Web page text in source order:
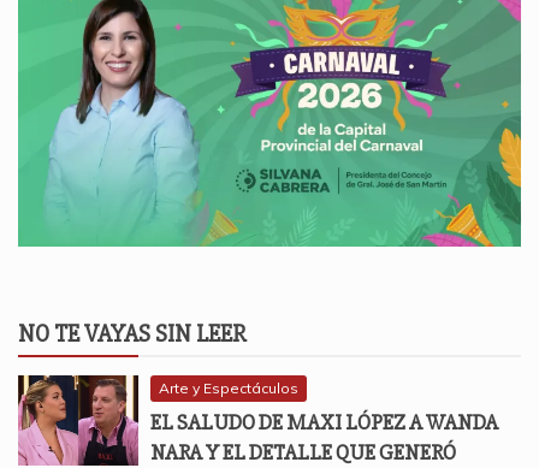
NO TE VAYAS SIN LEER
Arte y Espectáculos
EL SALUDO DE MAXI LÓPEZ A WANDA
NARA Y EL DETALLE QUE GENERÓ